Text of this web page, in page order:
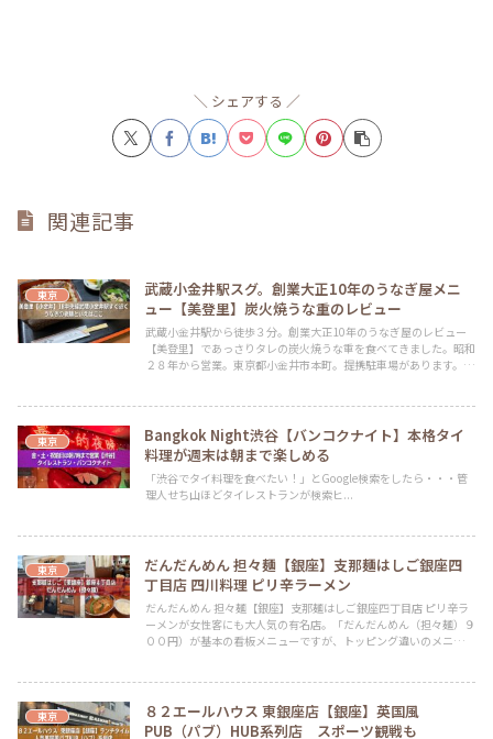
シェアする
関連記事
東京
武蔵小金井駅スグ。創業大正10年のうなぎ屋メニ
ュー【美登里】炭火焼うな重のレビュー
武蔵小金井駅から徒歩３分。創業大正10年のうなぎ屋のレビュー
【美登里】であっさりタレの炭火焼うな重を食べてきました。昭和
２８年から営業。東京都小金井市本町。提携駐車場があります。土
東京
Bangkok Night渋谷【バンコクナイト】本格タイ
料理が週末は朝まで楽しめる
「渋谷でタイ料理を食べたい！」とGoogle検索をしたら・・・管
理人せち山ほどタイレストランが検索ヒ...
東京
だんだんめん 担々麺【銀座】支那麺はしご銀座四
丁目店 四川料理 ピリ辛ラーメン
だんだんめん 担々麺【銀座】支那麺はしご銀座四丁目店 ピリ辛ラ
ーメンが女性客にも大人気の有名店。「だんだんめん（担々麺）９
００円）が基本の看板メニューですが、トッピング違いのメニュー
東京
８２エールハウス 東銀座店【銀座】英国風
PUB（パブ）HUB系列店 スポーツ観戦も